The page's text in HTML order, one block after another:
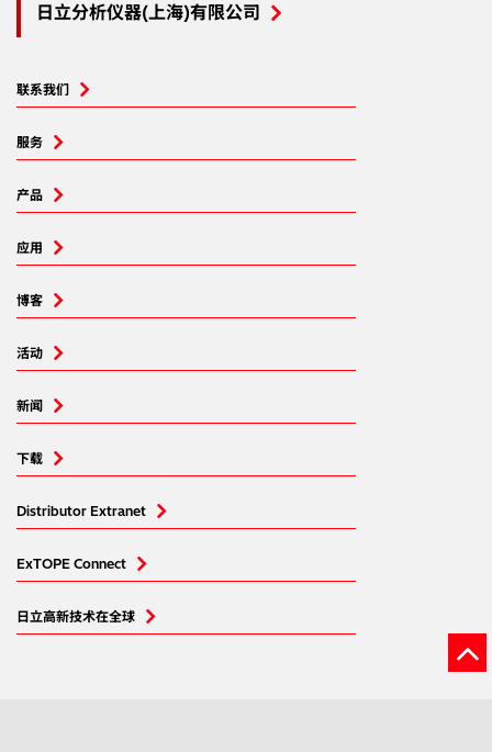
日立分析仪器(上海)有限公司
联系我们
服务
产品
应用
博客
活动
新闻
下载
Distributor Extranet
ExTOPE Connect
日立高新技术在全球